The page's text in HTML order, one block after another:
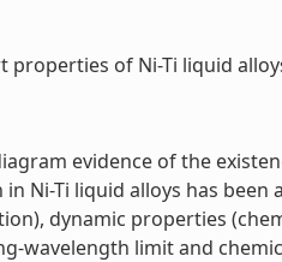
properties of Ni-Ti liquid
evidence of the
Ni-Ti liquid alloys has
dynamic properties
wavelength limit and